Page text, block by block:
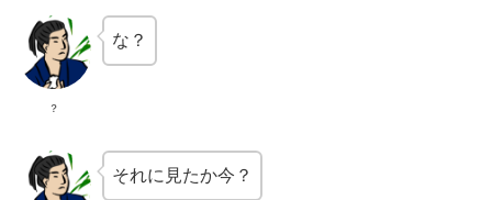
？
な？
それに見たか今？